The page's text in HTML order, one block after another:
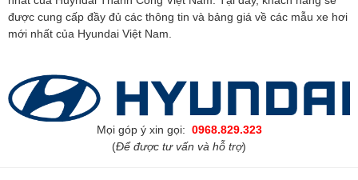
được cung cấp đầy đủ các thông tin và bảng giá về các mẫu xe hơi
mới nhất của Hyundai Việt Nam.
Mọi góp ý xin gọi: 0968.829.323
(Để được tư vấn và hỗ trợ)